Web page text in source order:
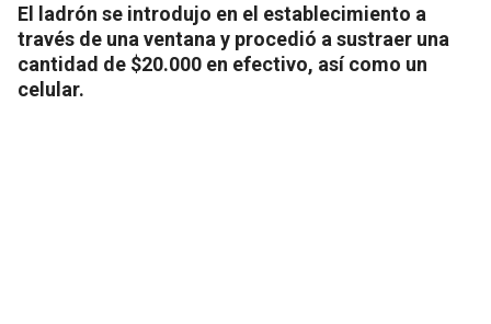
El ladrón se introdujo en el establecimiento a
través de una ventana y procedió a sustraer una
cantidad de $20.000 en efectivo, así como un
celular.